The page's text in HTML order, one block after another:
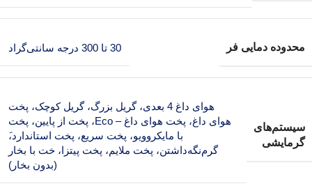
محدوده دمایی فر 30 تا 300 درجه سانتی‌گراد
سیستم‌های
گرمایشی
هوای داغ 4 بعدی، گریل بزرگ، گریل کوچک، پخت
هوای داغ، پخت هوای داغ – Eco، پخت از پایین، پخت
با مایکروویو، پخت سریع، پخت استاندارد،َ
گرم‌نگه‌داشتن، پخت ملایم، پخت پیتزا، خت با بخار
(بدون بخار)